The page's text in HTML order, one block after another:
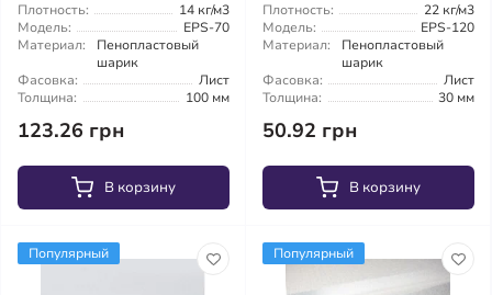
Плотность:
14 кг/м3
Модель:
EPS-70
Материал:
Пенопластовый
шарик
Фасовка:
Лист
Толщина:
100 мм
123.26 грн
В корзину
Плотность:
22 кг/м3
Модель:
EPS-120
Материал:
Пенопластовый
шарик
Фасовка:
Лист
Толщина:
30 мм
50.92 грн
В корзину
Популярный Популярный